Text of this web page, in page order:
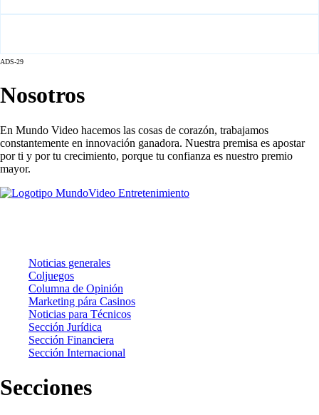
ADS-29
Nosotros
En Mundo Video hacemos las cosas de corazón, trabajamos
constantemente en innovación ganadora. Nuestra premisa es apostar
por ti y por tu crecimiento, porque tu confianza es nuestro premio
mayor.
Noticias generales
Coljuegos
Columna de Opinión
Marketing pára Casinos
Noticias para Técnicos
Sección Jurídica
Sección Financiera
Sección Internacional
Secciones